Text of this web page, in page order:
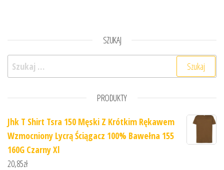
SZUKAJ
Szukaj:
PRODUKTY
Jhk T Shirt Tsra 150 Męski Z Krótkim Rękawem
Wzmocniony Lycrą Ściągacz 100% Bawełna 155
160G Czarny Xl
20,85zł